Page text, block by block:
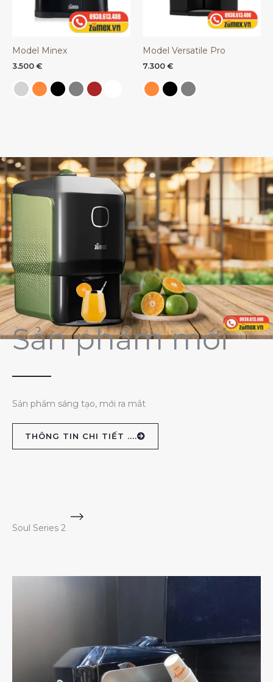
Model Minex
3.500 €
Model Versatile Pro
7.300 €
Sản phẩm mới
Sản phẩm sáng tạo, mới ra mắt
THÔNG TIN CHI TIẾT ....
Soul Series 2